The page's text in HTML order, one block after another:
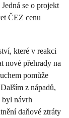
se o projekt
ČEZ cenu
které v reakci
nové přehrady na
pomůže
z nápadů,
návrh
daňové ztráty